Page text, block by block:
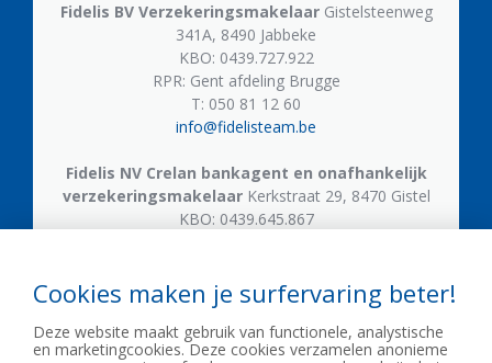
Fidelis BV VerzekeringsmakelaarGistelsteenweg
341A, 8490 Jabbeke
KBO: 0439.727.922
RPR: Gent afdeling Brugge
T: 050 81 12 60
info@fidelisteam.be
Fidelis NV Crelan bankagent en onafhankelijk
verzekeringsmakelaarKerkstraat 29, 8470 Gistel
KBO: 0439.645.867
Crelan bankagent en onafhankelijk
verzekeringsmakelaarGistelsteenweg 609, 8490
Jabbeke
Cookies maken je surfervaring beter!
Deze website maakt gebruik van functionele, analystische
en marketingcookies. Deze cookies verzamelen anonieme